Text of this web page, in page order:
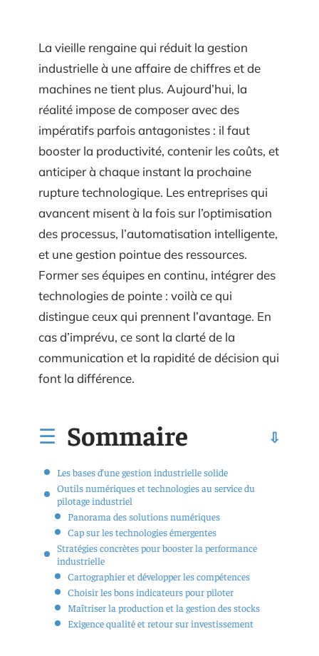
La vieille rengaine qui réduit la gestion
industrielle à une affaire de chiffres et de
machines ne tient plus. Aujourd’hui, la
réalité impose de composer avec des
impératifs parfois antagonistes : il faut
booster la productivité, contenir les coûts, et
anticiper à chaque instant la prochaine
rupture technologique. Les entreprises qui
avancent misent à la fois sur l’optimisation
des processus, l’automatisation intelligente,
et une gestion pointue des ressources.
Former ses équipes en continu, intégrer des
technologies de pointe : voilà ce qui
distingue ceux qui prennent l’avantage. En
cas d’imprévu, ce sont la clarté de la
communication et la rapidité de décision qui
font la différence.
Sommaire
Les bases d’une gestion industrielle solide
Outils numériques et technologies au service du
pilotage industriel
Panorama des solutions numériques
Cap sur les technologies émergentes
Stratégies concrètes pour booster la performance
industrielle
Cartographier et développer les compétences
Choisir les bons indicateurs pour piloter
Maîtriser la production et la gestion des stocks
Exigence qualité et retour sur investissement